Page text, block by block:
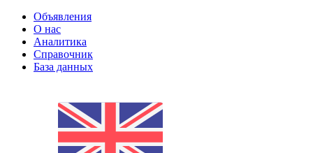
Объявления
О нас
Аналитика
Справочник
База данных